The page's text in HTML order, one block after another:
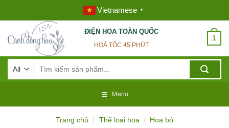
to
content
Vietnamese ▼
ĐIỆN HOA TOÀN QUỐC
HOẢ TỐC 45 PHÚT
1
kiếm:
Menu
Trang chủ / Thể loại hoa / Hoa bó